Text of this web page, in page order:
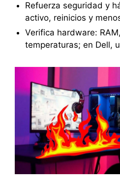
Refuerza seguridad y
activo, reinicios y
Verifica hardware:
temperaturas; en Dell,